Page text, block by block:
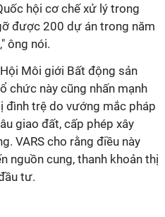
hội cơ chế xử lý trong
được 200 dự án trong năm
ông nói.
Môi giới Bất động sản
chức này cũng nhấn mạnh
đình trệ do vướng mắc pháp
giao đất, cấp phép xây
VARS cho rằng điều này
nguồn cung, thanh khoản thị
tư.